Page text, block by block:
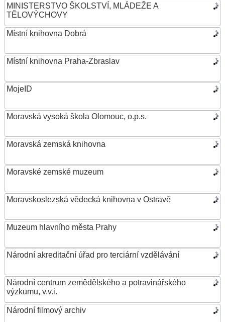
MINISTERSTVO ŠKOLSTVÍ, MLÁDEŽE A
TĚLOVÝCHOVY
Místní knihovna Dobrá
Místní knihovna Praha-Zbraslav
MojeID
Moravská vysoká škola Olomouc, o.p.s.
Moravská zemská knihovna
Moravské zemské muzeum
Moravskoslezská vědecká knihovna v Ostravě
Muzeum hlavního města Prahy
Národní akreditační úřad pro terciární vzdělávání
Národní centrum zemědělského a potravinářského
výzkumu, v.v.i.
Národní filmový archiv